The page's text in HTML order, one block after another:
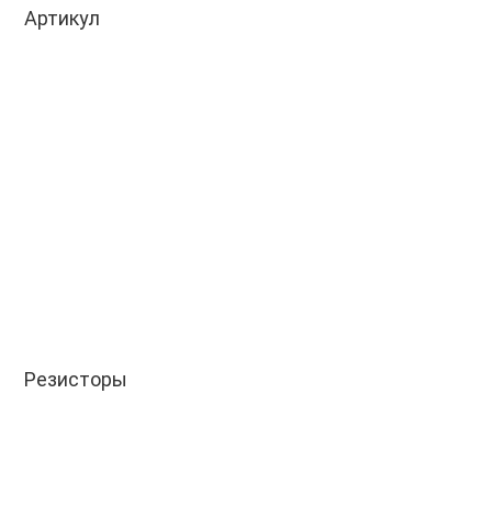
Артикул
Резисторы